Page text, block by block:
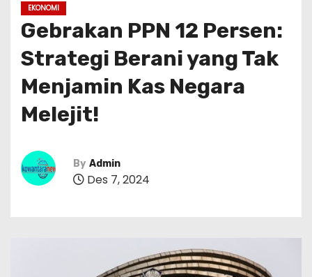
EKONOMI
Gebrakan PPN 12 Persen:
Strategi Berani yang Tak
Menjamin Kas Negara
Melejit!
By Admin
Des 7, 2024